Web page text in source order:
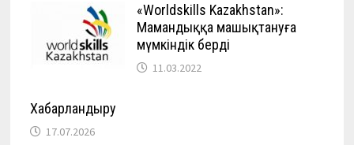
«Worldskills Kazakhstan»:
Мамандыққа машықтануға
мүмкіндік берді
11.03.2022
Хабарландыру
17.07.2026